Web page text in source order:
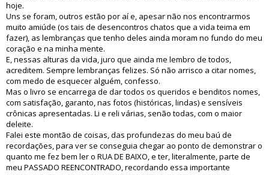
hoje.
Uns se foram, outros estão por aí e, apesar não nos encontrarmos
muito amiúde (os tais de desencontros chatos que a vida teima em
fazer), as lembranças que tenho deles ainda moram no fundo do meu
coração e na minha mente.
E, nessas alturas da vida, juro que ainda me lembro de todos,
acreditem. Sempre lembranças felizes. Só não arrisco a citar nomes,
com medo de esquecer alguém, confesso.
Mas o livro se encarrega de dar todos os queridos e benditos nomes,
com satisfação, garanto, nas fotos (históricas, lindas) e sensíveis
crônicas apresentadas. Li e reli várias, senão todas, com o maior
deleite.
Falei este montão de coisas, das profundezas do meu baú de
recordações, para ver se conseguia chegar ao ponto de demonstrar o
quanto me fez bem ler o RUA DE BAIXO, e ter, literalmente, parte de
meu PASSADO REENCONTRADO, recordando essa importante